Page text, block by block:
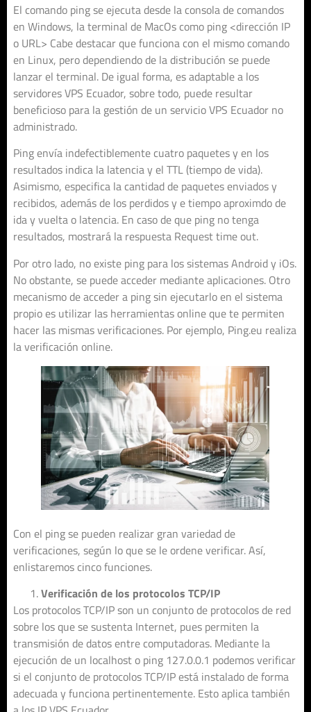
El comando ping se ejecuta desde la consola de comandos
en Windows, la terminal de MacOs como ping <dirección IP
o URL> Cabe destacar que funciona con el mismo comando
en Linux, pero dependiendo de la distribución se puede
lanzar el terminal. De igual forma, es adaptable a los
servidores VPS Ecuador, sobre todo, puede resultar
beneficioso para la gestión de un servicio VPS Ecuador no
administrado.
Ping envía indefectiblemente cuatro paquetes y en los
resultados indica la latencia y el TTL (tiempo de vida).
Asimismo, especifica la cantidad de paquetes enviados y
recibidos, además de los perdidos y e tiempo aproximdo de
ida y vuelta o latencia. En caso de que ping no tenga
resultados, mostrará la respuesta Request time out.
Por otro lado, no existe ping para los sistemas Android y iOs.
No obstante, se puede acceder mediante aplicaciones. Otro
mecanismo de acceder a ping sin ejecutarlo en el sistema
propio es utilizar las herramientas online que te permiten
hacer las mismas verificaciones. Por ejemplo, Ping.eu realiza
la verificación online.
Con el ping se pueden realizar gran variedad de
verificaciones, según lo que se le ordene verificar. Así,
enlistaremos cinco funciones.
Verificación de los protocolos TCP/IP
Los protocolos TCP/IP son un conjunto de protocolos de red
sobre los que se sustenta Internet, pues permiten la
transmisión de datos entre computadoras. Mediante la
ejecución de un localhost o ping 127.0.0.1 podemos verificar
si el conjunto de protocolos TCP/IP está instalado de forma
adecuada y funciona pertinentemente. Esto aplica también